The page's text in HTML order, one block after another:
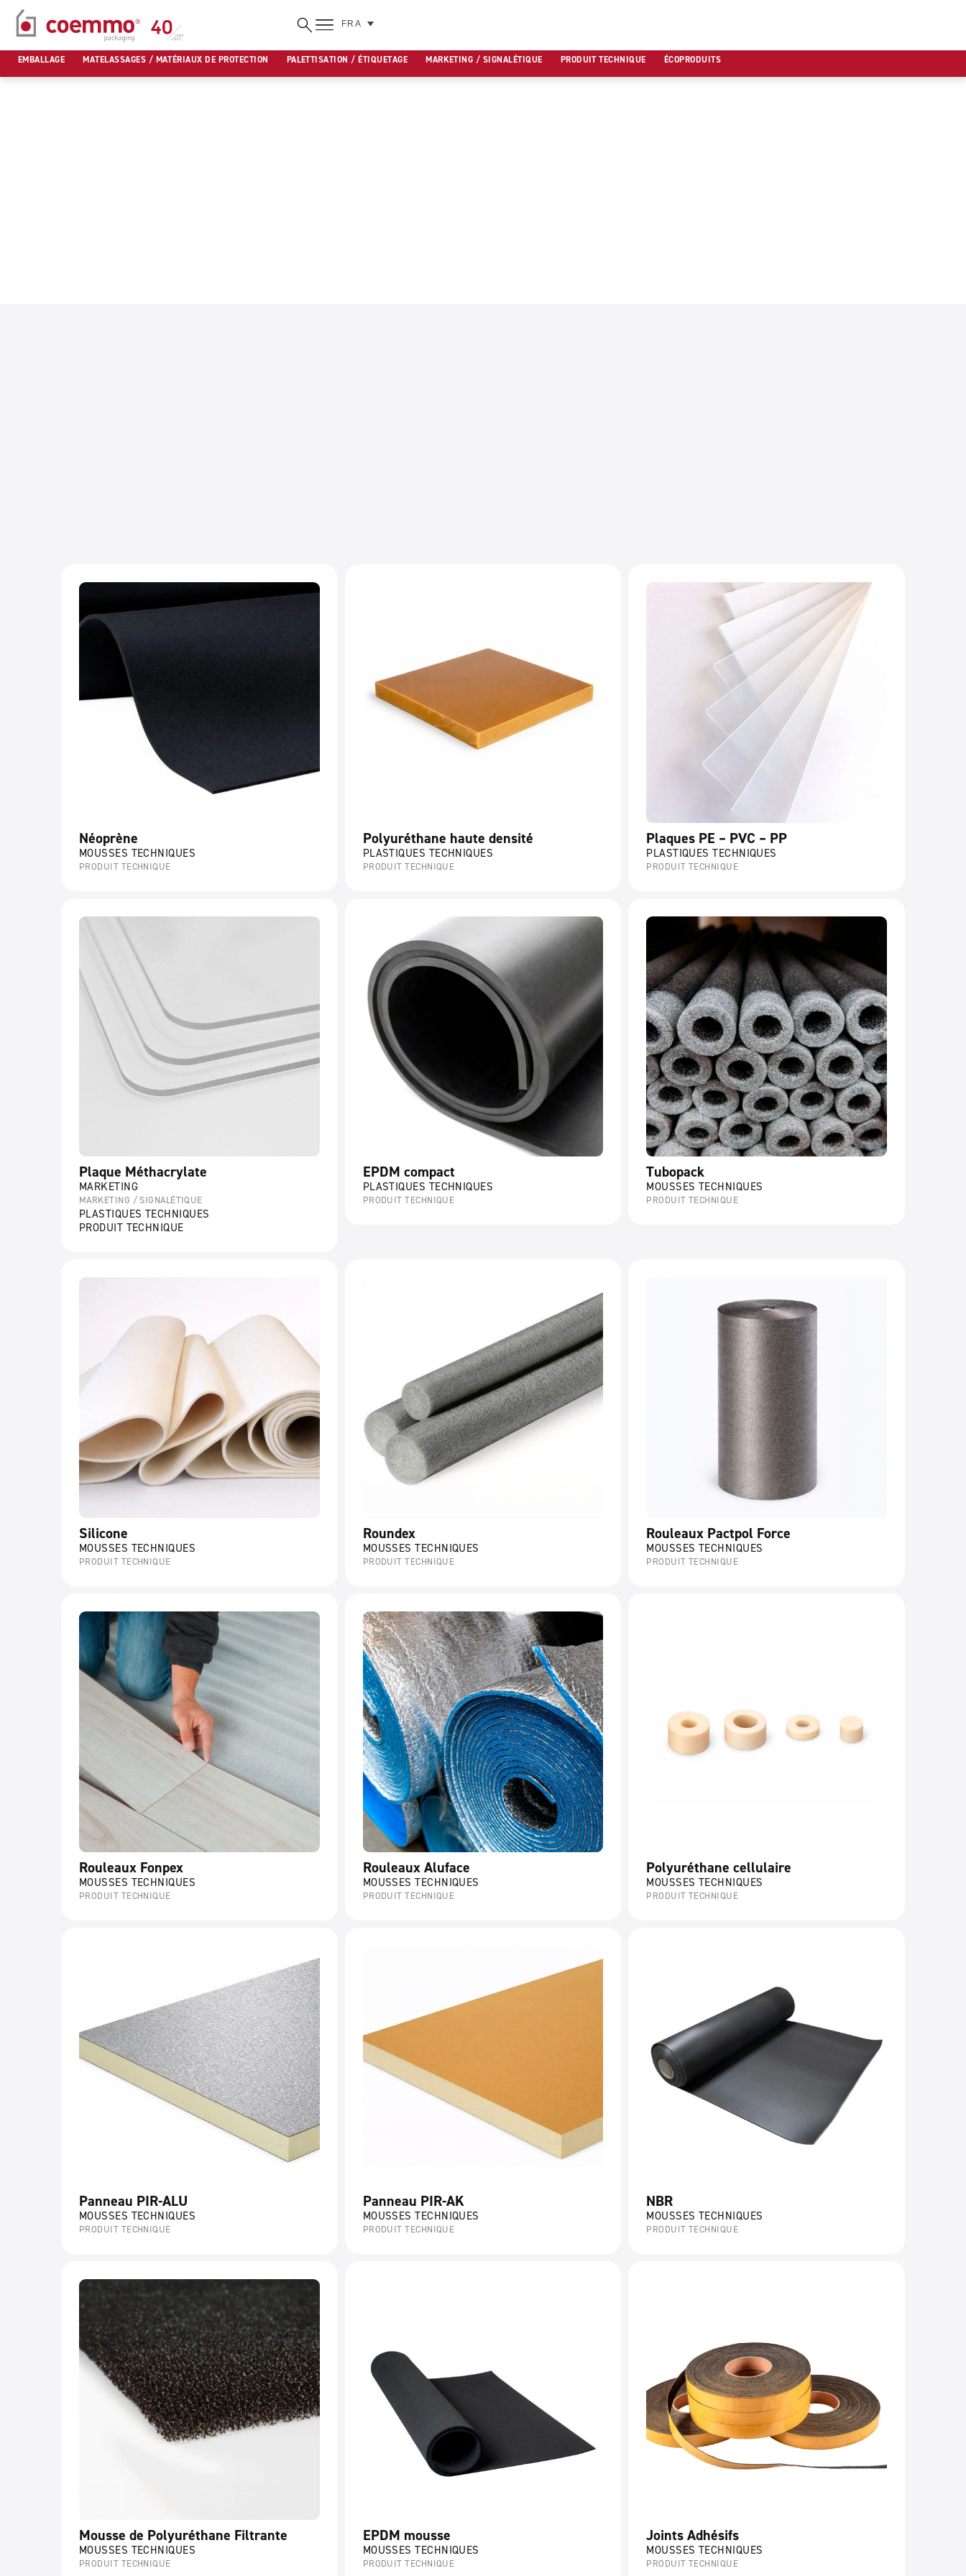
Aller
au
contenu
FRA
EMBALLAGE MATELASSAGES / MATÉRIAUX DE PROTECTION PALETTISATION / ÉTIQUETAGE MARKETING / SIGNALÉTIQUE PRODUIT TECHNIQUE ÉCOPRODUITS
Néoprène
MOUSSES TECHNIQUES
PRODUIT TECHNIQUE
Polyuréthane haute densité
PLASTIQUES TECHNIQUES
PRODUIT TECHNIQUE
Plaques PE – PVC – PP
PLASTIQUES TECHNIQUES
PRODUIT TECHNIQUE
Plaque Méthacrylate
MARKETING
MARKETING / SIGNALÉTIQUE
PLASTIQUES TECHNIQUES
PRODUIT TECHNIQUE
EPDM compact
PLASTIQUES TECHNIQUES
PRODUIT TECHNIQUE
Tubopack
MOUSSES TECHNIQUES
PRODUIT TECHNIQUE
Silicone
MOUSSES TECHNIQUES
PRODUIT TECHNIQUE
Roundex
MOUSSES TECHNIQUES
PRODUIT TECHNIQUE
Rouleaux Pactpol Force
MOUSSES TECHNIQUES
PRODUIT TECHNIQUE
Rouleaux Fonpex
MOUSSES TECHNIQUES
PRODUIT TECHNIQUE
Rouleaux Aluface
MOUSSES TECHNIQUES
PRODUIT TECHNIQUE
Polyuréthane cellulaire
MOUSSES TECHNIQUES
PRODUIT TECHNIQUE
Panneau PIR-ALU
MOUSSES TECHNIQUES
PRODUIT TECHNIQUE
Panneau PIR-AK
MOUSSES TECHNIQUES
PRODUIT TECHNIQUE
NBR
MOUSSES TECHNIQUES
PRODUIT TECHNIQUE
Mousse de Polyuréthane Filtrante
MOUSSES TECHNIQUES
PRODUIT TECHNIQUE
EPDM mousse
MOUSSES TECHNIQUES
PRODUIT TECHNIQUE
Joints Adhésifs
MOUSSES TECHNIQUES
PRODUIT TECHNIQUE